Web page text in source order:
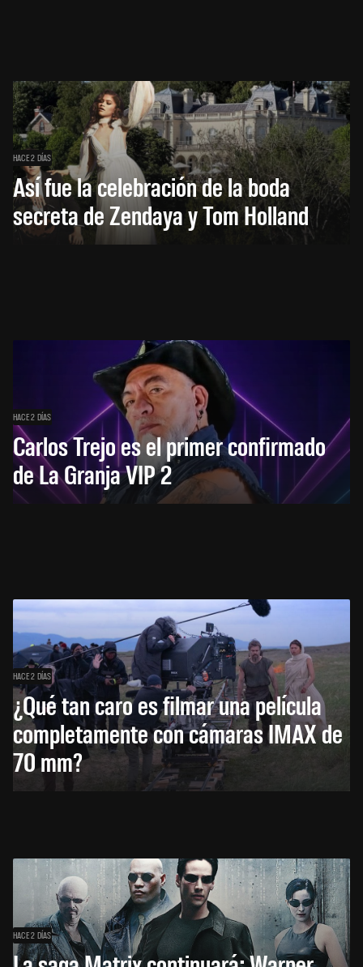
HACE 2 DÍAS
Así fue la celebración de la boda
secreta de Zendaya y Tom Holland
HACE 2 DÍAS
Carlos Trejo es el primer confirmado
de La Granja VIP 2
HACE 2 DÍAS
¿Qué tan caro es filmar una película
completamente con cámaras IMAX de
70 mm?
HACE 2 DÍAS